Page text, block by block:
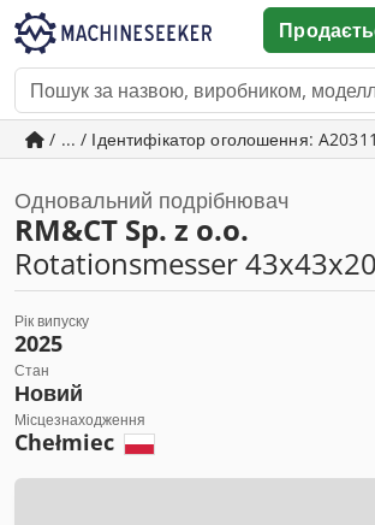
/ ... / Ідентифікатор оголошення:
Одновальний подрібнювач
RM&CT Sp. z o.o.
Rotationsmesser 43x43x20
Рік випуску
2025
Стан
Новий
Місцезнаходження
Chełmiec